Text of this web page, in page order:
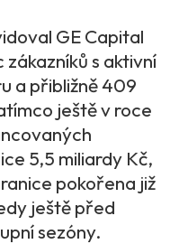
GE Capital
zákazníků s aktivní
a přibližně 409
ještě v roce
5,5 miliardy Kč,
pokořena již
ještě před
sezóny.